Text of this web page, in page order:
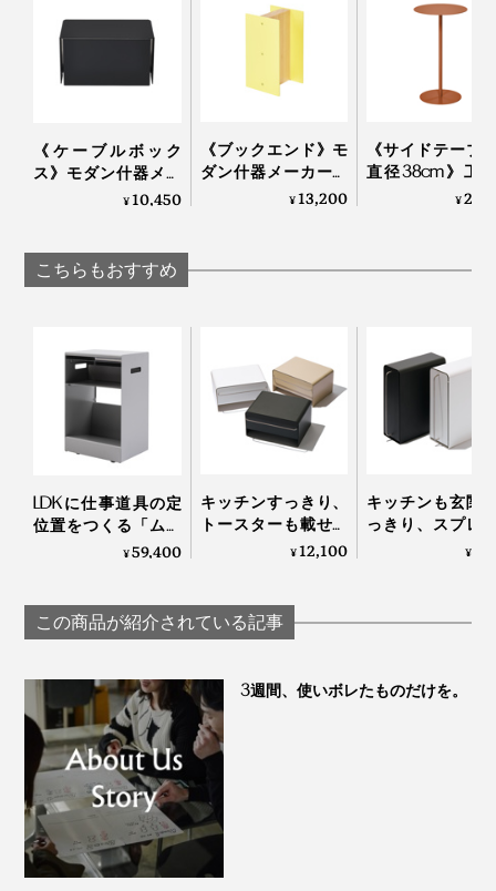
写真は「ワイド」
トースターや電気ケトル、ブレンダー、鍋もドンと置け
引き出しの中にはお茶菓子やスティックシュガー、コー
ヒーフレッシュなどの食品を。仕切りケースを入れて、
箸やスプーン、フォークなどのカトラリー入れにしても
写真は「ワイド」
ころも『KaKuKo』のカワイイところです。
提案したアイデアを試作初回の段階から「恐るべき精度
でカタチにしてきた」と驚いたというのだから、そのス
ゴさがうかがえます。
3ミリ立ち上げたフチは「上にものを置いてもいいよ」というガイドの役割も
滑り落ちないというささやかな配慮もあり、まさに機能
美。
どありませんが、底部に貼る「滑り止めシール」も付属
《ケーブルボック
ス》モダン什器メー
カーが作ったスチー
¥10,450
《ブックエンド》モ
ダン什器メーカーが
作った、飾れる「ブ
¥13,200
《サイドテーブ
直径38cm》工
らずで組立て
¥
こちらもおすすめ
LDKに仕事道具の定
位置をつくる「ムー
ビング書斎」｜
¥59,400
キッチンすっきり、
トースターも載せら
れる「ブレッドドロ
¥12,100
キッチンも玄関
っきり、スプレ
や鍵を収納で
¥
この商品が紹介されている記事
3週間、使いボレたものだけを。